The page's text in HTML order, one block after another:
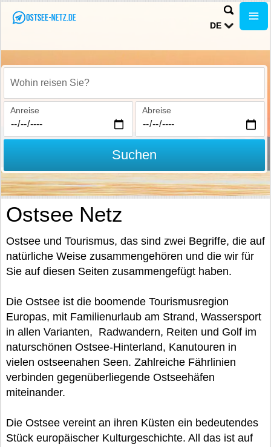
DE
Wohin reisen Sie?
Anreise Abreise
Suchen
Ostsee Netz
Ostsee und Tourismus, das sind zwei Begriffe, die auf
natürliche Weise zusammengehören und die wir für
Sie auf diesen Seiten zusammengefügt haben.
Die Ostsee ist die boomende Tourismusregion
Europas, mit Familienurlaub am Strand, Wassersport
in allen Varianten, Radwandern, Reiten und Golf im
naturschönen Ostsee-Hinterland, Kanutouren in
vielen ostseenahen Seen. Zahlreiche Fährlinien
verbinden gegenüberliegende Ostseehäfen
miteinander.
Die Ostsee vereint an ihren Küsten ein bedeutendes
Stück europäischer Kulturgeschichte. All das ist auf